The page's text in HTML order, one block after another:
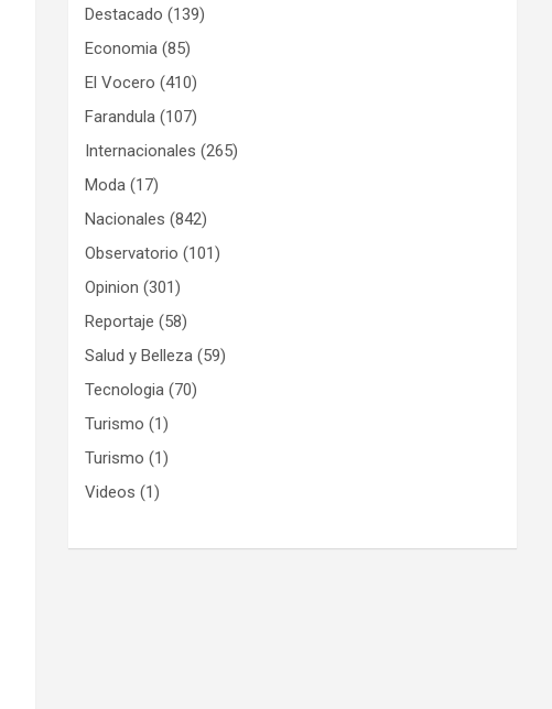
Destacado (139)
Economia (85)
El Vocero (410)
Farandula (107)
Internacionales (265)
Moda (17)
Nacionales (842)
Observatorio (101)
Opinion (301)
Reportaje (58)
Salud y Belleza (59)
Tecnologia (70)
Turismo (1)
Turismo (1)
Videos (1)